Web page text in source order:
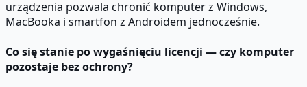
urządzenia pozwala chronić komputer z Windows,
MacBooka i smartfon z Androidem jednocześnie.
Co się stanie po wygaśnięciu licencji — czy komputer
pozostaje bez ochrony?